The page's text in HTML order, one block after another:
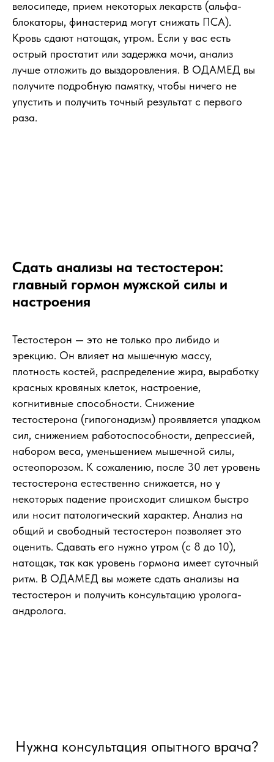
велосипеде, прием некоторых лекарств (альфа-
блокаторы, финастерид могут снижать ПСА).
Кровь сдают натощак, утром. Если у вас есть
острый простатит или задержка мочи, анализ
лучше отложить до выздоровления. В ОДАМЕД вы
получите подробную памятку, чтобы ничего не
упустить и получить точный результат с первого
раза.
Сдать анализы на тестостерон:
главный гормон мужской силы и
настроения
Тестостерон — это не только про либидо и
эрекцию. Он влияет на мышечную массу,
плотность костей, распределение жира, выработку
красных кровяных клеток, настроение,
когнитивные способности. Снижение
тестостерона (гипогонадизм) проявляется упадком
сил, снижением работоспособности, депрессией,
набором веса, уменьшением мышечной силы,
остеопорозом. К сожалению, после 30 лет уровень
тестостерона естественно снижается, но у
некоторых падение происходит слишком быстро
или носит патологический характер. Анализ на
общий и свободный тестостерон позволяет это
оценить. Сдавать его нужно утром (с 8 до 10),
натощак, так как уровень гормона имеет суточный
ритм. В ОДАМЕД вы можете сдать анализы на
тестостерон и получить консультацию уролога-
андролога.
Нужна консультация опытного врача?